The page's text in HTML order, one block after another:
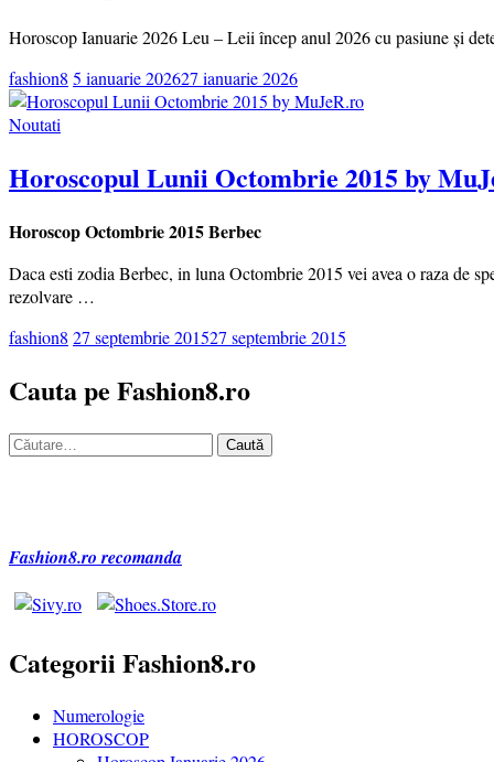
Horoscop Ianuarie 2026 Leu – Leii încep anul 2026 cu pasiune și
fashion8 5 ianuarie 202627 ianuarie 2026
Noutati
Horoscopul Lunii Octombrie 2015 by
Horoscop Octombrie 2015 Berbec
Daca esti zodia Berbec, in luna Octombrie 2015 vei avea o raza de
rezolvare …
fashion8 27 septembrie 201527 septembrie 2015
Cauta pe Fashion8.ro
Caută
după:
Fashion8.ro recomanda
Categorii Fashion8.ro
Numerologie
HOROSCOP